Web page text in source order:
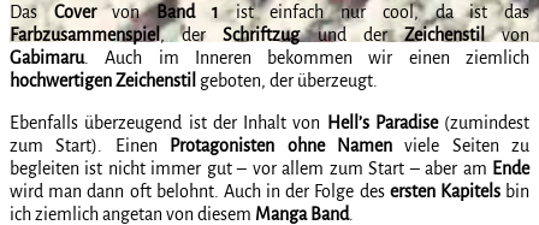
DasCovervonBand 1ist einfach nur cool, da ist das
Farbzusammenspiel, derSchriftzugund derZeichenstilvon
Gabimaru. Auch im Inneren bekommen wir einen ziemlich
hochwertigenZeichenstil geboten, der überzeugt.
Ebenfalls überzeugend ist der Inhalt von Hell’s Paradise(zumindest
zum Start). Einen
Protagonisten ohne Namenviele Seiten zu
begleiten ist nicht immer gut – vor allem zum Start – aber am Ende
wird man dann oft belohnt. Auch in der Folge des ersten Kapitelsbin
ich ziemlich angetan von diesem Manga Band.